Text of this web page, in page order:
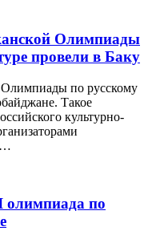
Олимпиады
провели в Баку
по русскому
Такое
культурно-
…
олимпиада по